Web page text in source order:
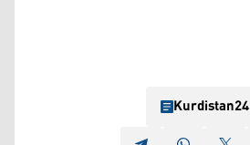
Kurdistan24